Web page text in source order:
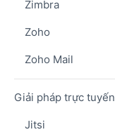
Zimbra
Zoho
Zoho Mail
Giải pháp trực tuyến
Jitsi